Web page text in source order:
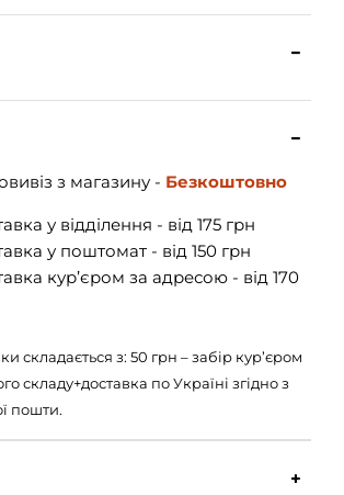
з магазину - Безкоштовно
у відділення - від 175 грн
у поштомат - від 150 грн
кур’єром за адресою - від 170
складається з: 50 грн – забір кур’єром
складу+доставка по Україні згідно з
пошти.